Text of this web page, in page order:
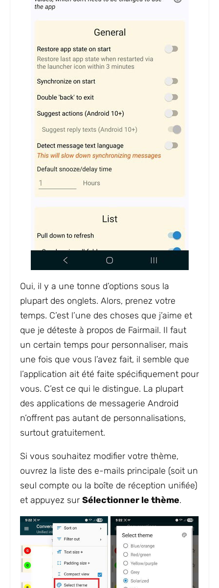
Oui, il y a une tonne d’options sous la
plupart des onglets. Alors, prenez votre
temps. C’est l’une des choses que j’aime et
que je déteste à propos de Fairmail. Il faut
un certain temps pour personnaliser, mais
une fois que vous l’avez fait, il semble que
l’application ait été faite spécifiquement pour
vous. C’est ce qui le distingue. La plupart
des applications de messagerie Android
n’offrent pas autant de personnalisations,
surtout gratuitement.
Si vous souhaitez modifier votre thème,
ouvrez la liste des e-mails principale (soit un
seul compte ou la boîte de réception unifiée)
et appuyez sur Sélectionner le thème.